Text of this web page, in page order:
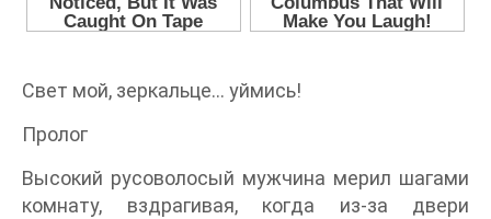
Свет мой, зеркальце… уймись!
Пролог
Высокий русоволосый мужчина мерил шагами
комнату, вздрагивая, когда из-за двери